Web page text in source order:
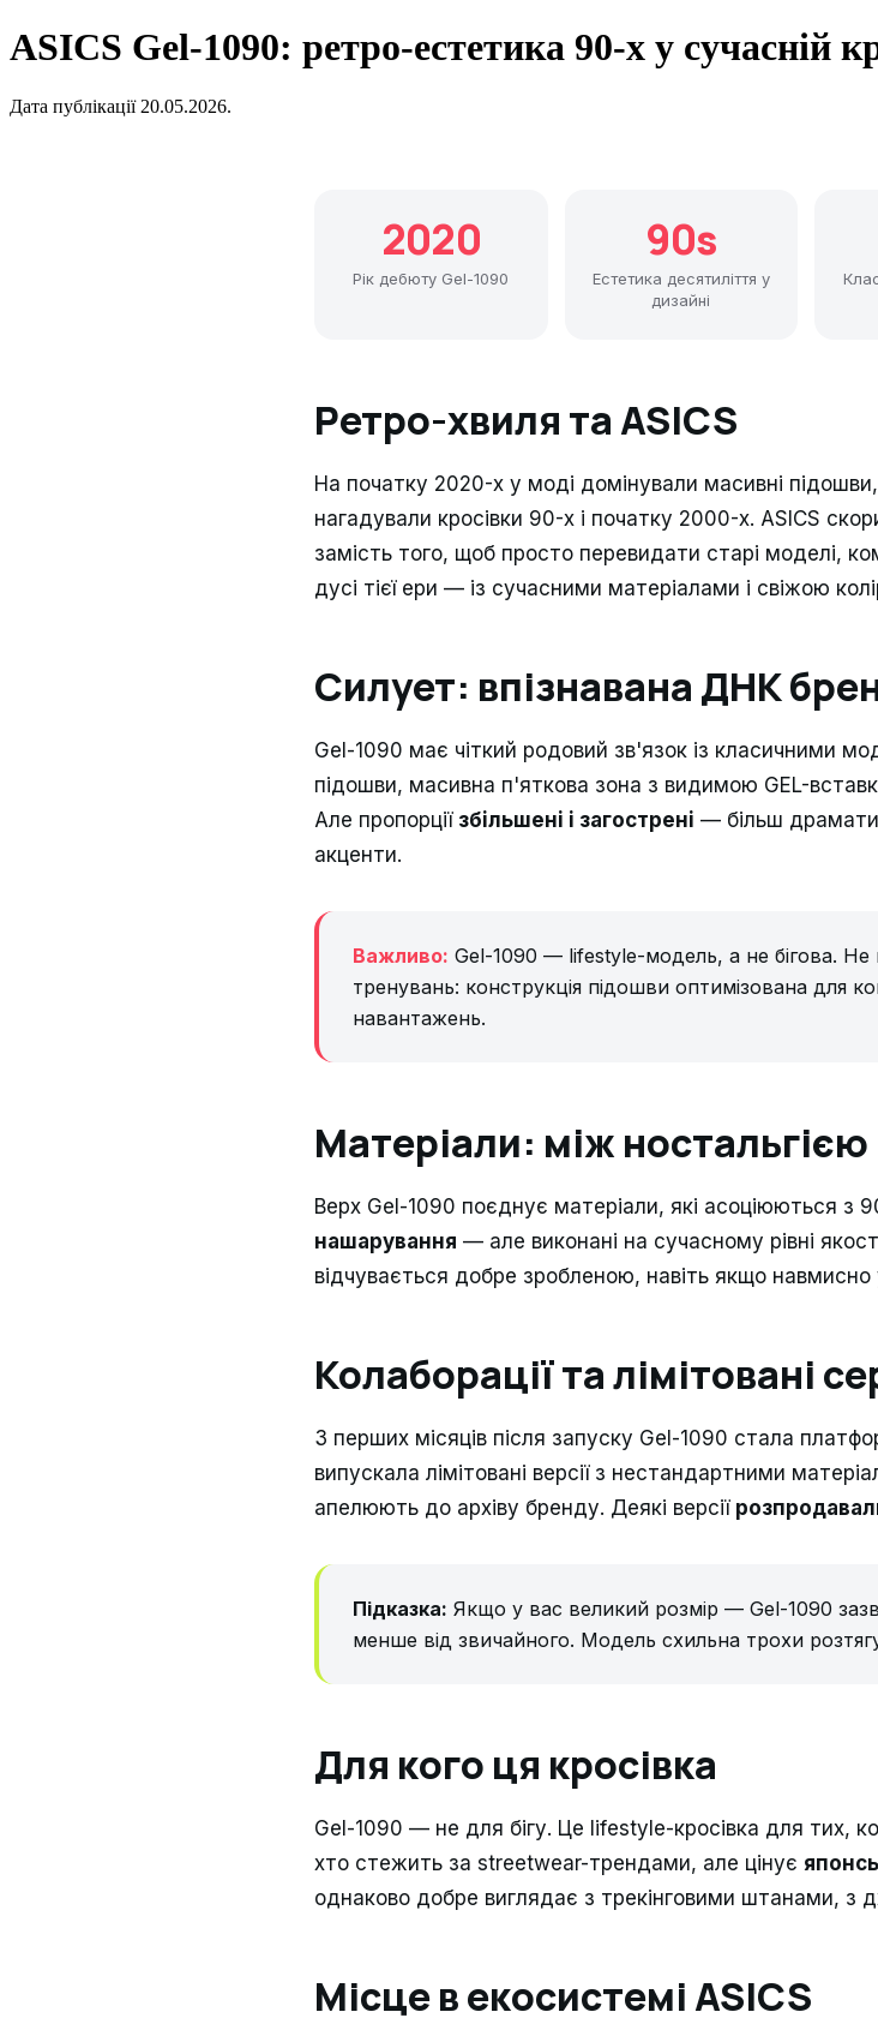
ASICS Gel-1090: ретро-естетика 90-х у сучасній
Дата публікації 20.05.2026.
2020
Рік дебюту Gel-1090
90s
Естетика десятиліття у
дизайні
Ретро-хвиля та ASICS
На початку 2020-х у моді домінували масивні
нагадували кросівки 90-х і початку 2000-х. ASICS
замість того, щоб просто перевидати старі моделі,
дусі тієї ери — із сучасними матеріалами і свіжою
Силует: впізнавана ДНК
Gel-1090 має чіткий родовий зв'язок із класичними
підошви, масивна п'яткова зона з видимою GEL-
Але пропорції збільшені і загострені — більш
акценти.
Важливо: Gel-1090 — lifestyle-модель, а не бігова. Не
тренувань: конструкція підошви оптимізована для
навантажень.
Матеріали: між ностальгією
Верх Gel-1090 поєднує матеріали, які асоціюються з
нашарування — але виконані на сучасному рівні
відчувається добре зробленою, навіть якщо навмисно
Колаборації та лімітовані
З перших місяців після запуску Gel-1090 стала
випускала лімітовані версії з нестандартними
апелюють до архіву бренду. Деякі версії
Підказка: Якщо у вас великий розмір — Gel-1090
менше від звичайного. Модель схильна трохи
Для кого ця кросівка
Gel-1090 — не для бігу. Це lifestyle-кросівка для тих,
хто стежить за streetwear-трендами, але цінує
однаково добре виглядає з трекінговими штанами, з
Місце в екосистемі ASICS